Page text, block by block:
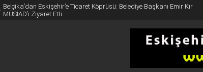
Belçika’dan Eskişehir’e Ticaret Köprüsü: Belediye Başkanı Emir Kır
MÜSİAD’ı Ziyaret Etti